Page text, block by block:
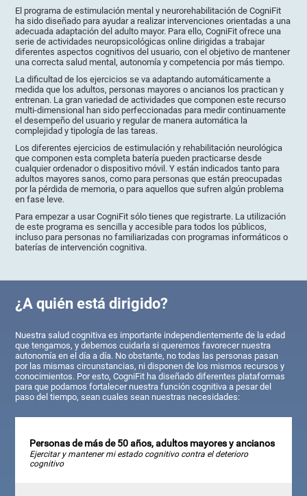
El programa de estimulación mental y neurorehabilitación de CogniFit
ha sido diseñado para ayudar a realizar intervenciones orientadas a una
adecuada adaptación del adulto mayor. Para ello, CogniFit ofrece una
serie de actividades neuropsicológicas online dirigidas a trabajar
diferentes aspectos cognitivos del usuario, con el objetivo de mantener
una correcta salud mental, autonomía y competencia por más tiempo.
La dificultad de los ejercicios se va adaptando automáticamente a
medida que los adultos, personas mayores o ancianos los practican y
entrenan. La gran variedad de actividades que componen este recurso
multi-dimensional han sido perfeccionadas para medir continuamente
el desempeño del usuario y regular de manera automática la
complejidad y tipología de las tareas.
Los diferentes ejercicios de estimulación y rehabilitación neurológica
que componen esta completa batería pueden practicarse desde
cualquier ordenador o dispositivo móvil. Y están indicados tanto para
adultos mayores sanos, como para personas que están preocupadas
por la pérdida de memoria, o para aquellos que sufren algún problema
en fase leve.
Para empezar a usar CogniFit sólo tienes que registrarte. La utilización
de este programa es sencilla y accesible para todos los públicos,
incluso para personas no familiarizadas con programas informáticos o
baterías de intervención cognitiva.
¿A quién está dirigido?
Nuestra salud cognitiva es importante independientemente de la edad
que tengamos, y debemos cuidarla si queremos favorecer nuestra
autonomía en el día a día. No obstante, no todas las personas pasan
por las mismas circunstancias, ni disponen de los mismos recursos y
conocimientos. Por esto, CogniFit ha diseñado diferentes plataformas
para que podamos fortalecer nuestra función cognitiva a pesar del
paso del tiempo, sean cuales sean nuestras necesidades:
Personas de más de 50 años, adultos mayores y ancianos
Ejercitar y mantener mi estado cognitivo contra el deterioro
cognitivo